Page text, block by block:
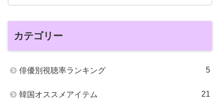
カテゴリー
俳優別視聴率ランキング 5
韓国オススメアイテム 21